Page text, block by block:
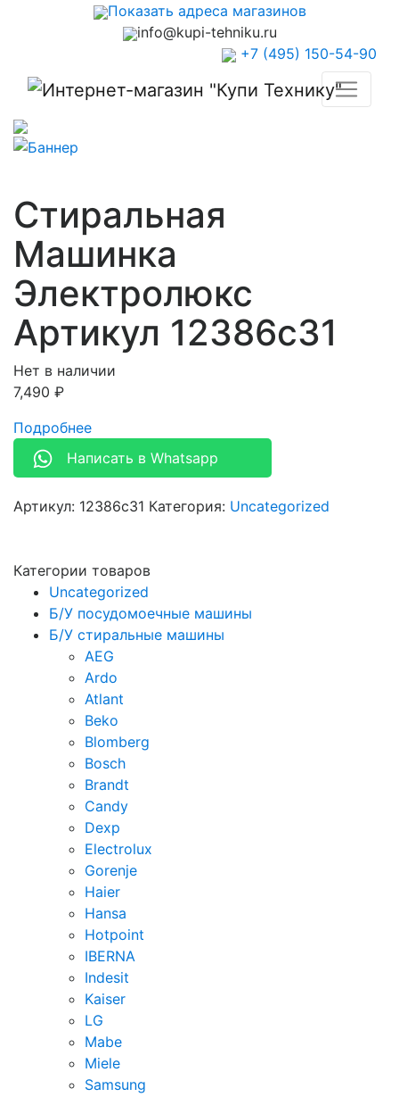
Показать адреса магазинов
info@kupi-tehniku.ru
+7 (495) 150-54-90
Стиральная
Машинка
Электролюкс
Артикул 12386с31
Нет в наличии
7,490 ₽
Подробнее
Написать в Whatsapp
Артикул: 12386с31 Категория: Uncategorized
Категории товаров
Uncategorized
Б/У посудомоечные машины
Б/У стиральные машины
AEG
Ardo
Atlant
Beko
Blomberg
Bosch
Brandt
Candy
Dexp
Electrolux
Gorenje
Haier
Hansa
Hotpoint
IBERNA
Indesit
Kaiser
LG
Mabe
Miele
Samsung